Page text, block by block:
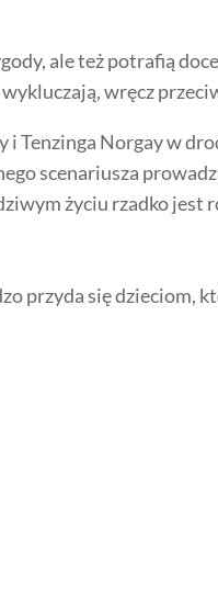
ale też potrafią
wręcz
i Tenzinga Norgayw
scenariusza
życiu rzadko jest
przyda się dzieciom,